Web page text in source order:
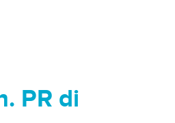
PR di